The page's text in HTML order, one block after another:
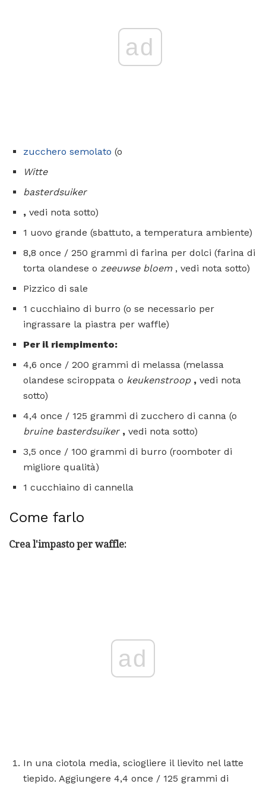
ad
zucchero semolato (o
Witte
basterdsuiker
, vedi nota sotto)
1 uovo grande (sbattuto, a temperatura ambiente)
8,8 once / 250 grammi di farina per dolci (farina di
torta olandese o zeeuwse bloem, vedi nota sotto)
Pizzico di sale
1 cucchiaino di burro (o se necessario per
ingrassare la piastra per waffle)
Per il riempimento:
4,6 once / 200 grammi di melassa (melassa
olandese sciroppata o keukenstroop , vedi nota
sotto)
4,4 once / 125 grammi di zucchero di canna (o
bruine basterdsuiker , vedi nota sotto)
3,5 once / 100 grammi di burro (roomboter di
migliore qualità)
1 cucchiaino di cannella
Come farlo
Crea l'impasto per waffle:
ad
In una ciotola media, sciogliere il lievito nel latte
tiepido. Aggiungere 4,4 once / 125 grammi di